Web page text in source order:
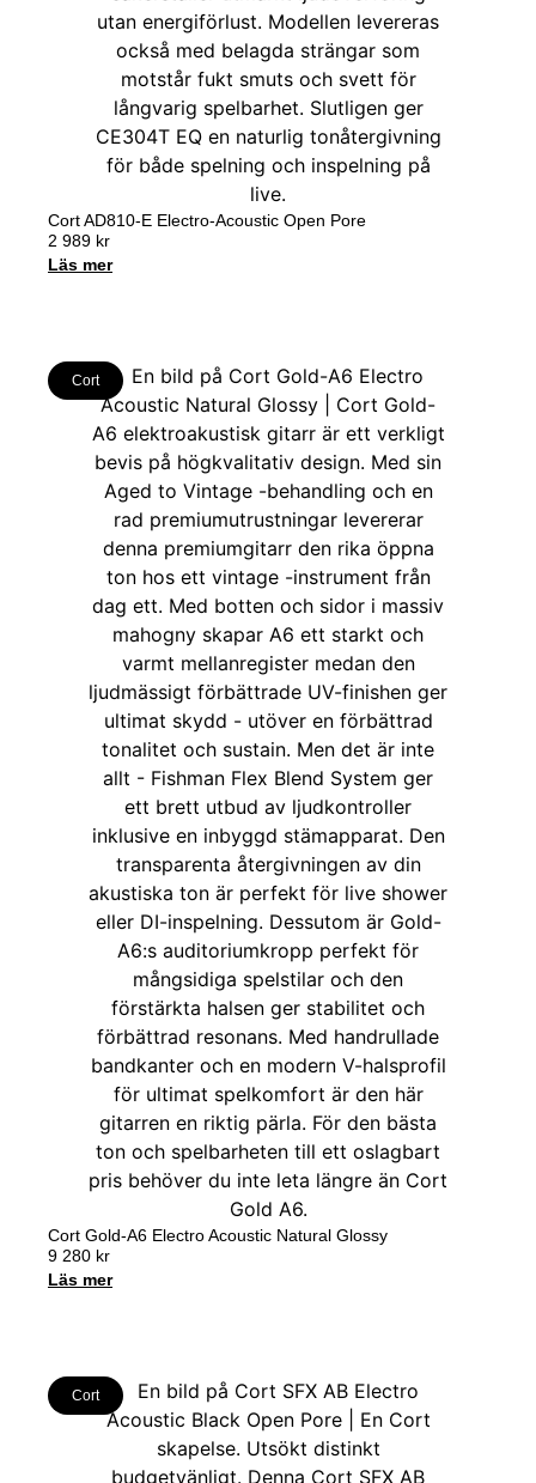
Cort AD810-E Electro-Acoustic Open Pore
2 989 kr
Läs mer
Cort
Cort Gold-A6 Electro Acoustic Natural Glossy
9 280 kr
Läs mer
Cort